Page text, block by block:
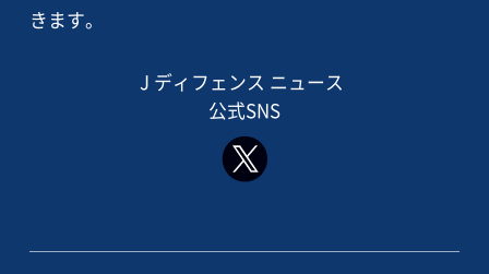
きます。
J ディフェンス ニュース
公式SNS